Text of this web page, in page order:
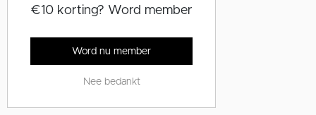
€10 korting? Word member
Word nu member
Nee bedankt